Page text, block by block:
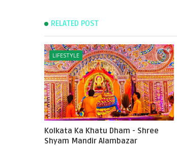
RELATED POST
LIFESTYLE
Kolkata Ka Khatu Dham - Shree
Shyam Mandir Alambazar